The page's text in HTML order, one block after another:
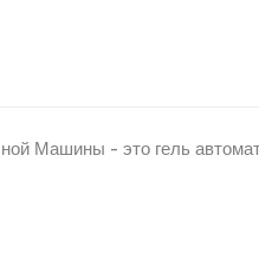
Машины - это гель